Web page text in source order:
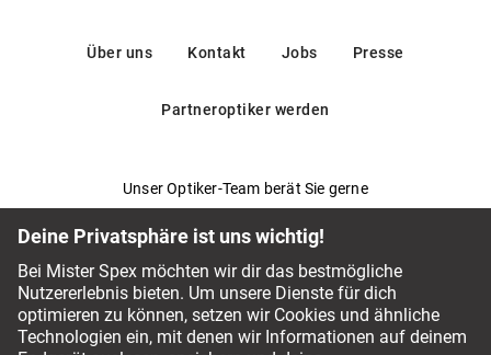
Über uns Kontakt Jobs Presse
Partneroptiker werden
Unser Optiker-Team berät Sie gerne
Fragen & Antworten
Service-Chat
044 797 59 94